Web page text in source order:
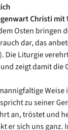
Christi mit
Osten bringen
dar, das
Die Liturgie
zeigt damit die
zu seiner
an, tröstet und
er sich uns ganz.